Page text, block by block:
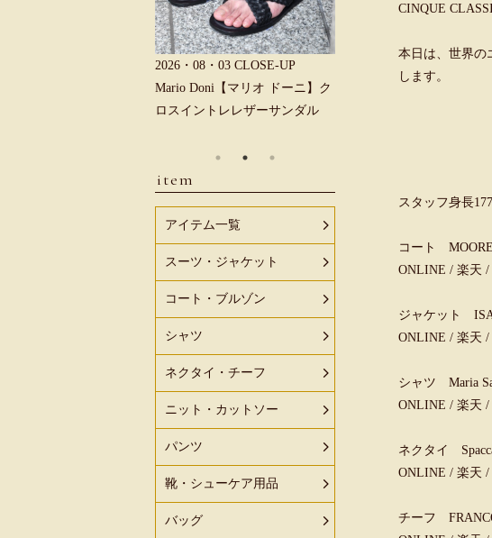
CINQUE
本日は、世界の
します。
スタッフ身長
コート
ONLINE / 楽天 /
ジャケット
ONLINE / 楽天 /
シャツ Maria
ONLINE / 楽天 /
ネクタイ
ONLINE / 楽天 /
チーフ
2026・08・03 CLOSE-UP
Mario Doni【マリオ ドーニ】ク
ロスイントレレザーサンダル
Mario Doni【マリオ ドーニ
item
アイテム一覧
スーツ・ジャケット
コート・ブルゾン
シャツ
ネクタイ・チーフ
ニット・カットソー
パンツ
靴・シューケア用品
バッグ